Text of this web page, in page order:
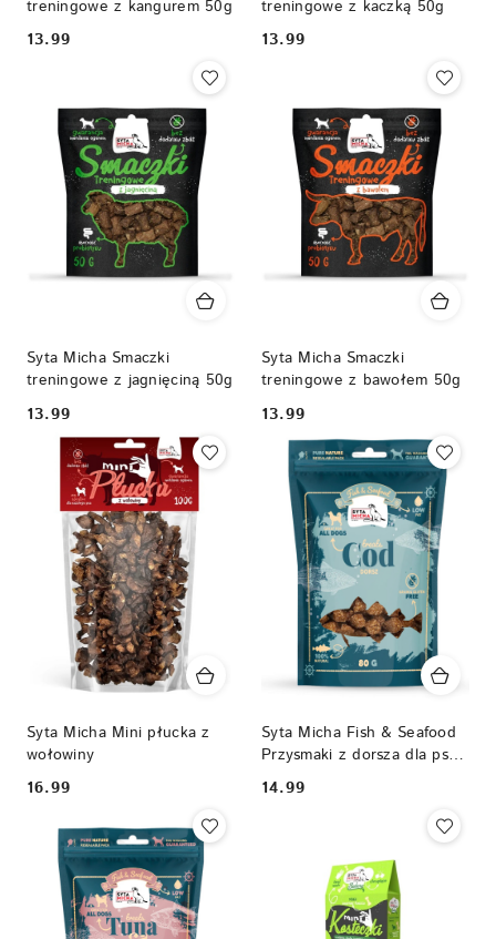
treningowe z kangurem 50g
Cena:
13.99
treningowe z kaczką 50g
Cena:
13.99
Syta Micha Smaczki
treningowe z jagnięciną 50g
Cena:
13.99
Syta Micha Smaczki
treningowe z bawołem 50g
Cena:
13.99
Syta Micha Mini płucka z
wołowiny
Cena:
16.99
Syta Micha Fish & Seafood
Przysmaki z dorsza dla psa
80g
Cena:
14.99